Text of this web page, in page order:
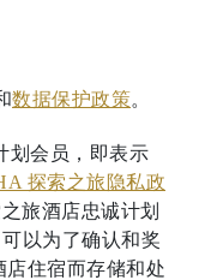
数据保护政策。
划会员，即表示
探索之旅隐私政
旅酒店忠诚计划
以为了确认和奖
住宿而存储和处